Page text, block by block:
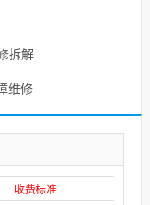
拆解
维修
收费标准